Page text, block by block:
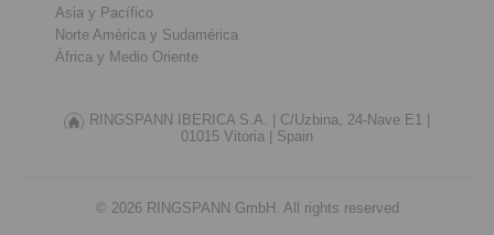
Asia y Pacífico
Norte América y Sudamérica
África y Medio Oriente
RINGSPANN IBERICA S.A. |
C/Uzbina, 24-Nave E1 |
01015 Vitoria |
Spain
© 2026 RINGSPANN GmbH. All rights reserved